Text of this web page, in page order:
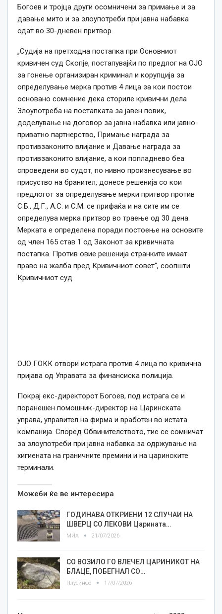
Богоев и тројца други осомничени за примање и за
давање мито и за злоупотреби при јавна набавка
одат во 30-дневен притвор.
„Судија на претходна постапка при Основниот
кривичен суд Скопје, постапувајќи по предлог на ОЈО
за гонење организиран криминал и корупција за
определување мерка против 4 лица за кои постои
основано сомнение дека сториле кривични дела
Злоупотреба на постапката за јавен повик,
доделување на договор за јавна набавка или јавно-
приватно партнерство, Примање награда за
противзаконито влијание и Давање награда за
противзаконито влијание, а кои попладнево беа
спроведени во судот, по нивно произнесување во
присуство на бранител, донесе решенија со кои
предлогот за определување мерки притвор против
С.Б., Д.Г., А.С. и С.М. се прифаќа и на сите им се
определува мерка притвор во траење од 30 дена.
Мерката е определена поради постоење на основите
од член 165 став 1 од Законот за кривичната
постапка. Против овие решенија странките имаат
право на жалба пред Кривичниот совет“, соопшти
Кривичниот суд.
ОЈО ГОКК отвори истрага против 4 лица по кривична
пријава од Управата за финансиска полиција.
Покрај екс-директорот Богоев, под истрага се и
поранешен помошник-директор на Царинската
управа, управител на фирма и вработен во истата
компанија. Според Обвинителството, тие се сомничат
за злоупотреби при јавна набавка за одржување на
хигиената на граничните премини и на царинските
терминали.
Можеби ќе ве интересира
ГОДИНАВА ОТКРИЕНИ 12 СЛУЧАИ НА
ШВЕРЦ СО ЛЕКОВИ Царината…
МИА 21/07/2026
СО ВОЗИЛО ГО ВЛЕЧЕЛ ЦАРИНИКОТ НА
БЛАЦЕ, ПОБЕГНАЛ СО…
Плусинфо 17/07/2026